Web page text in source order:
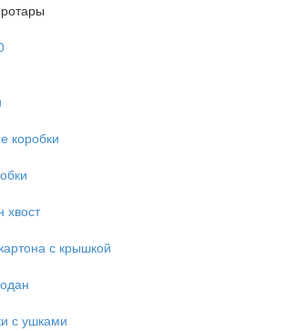
коробки
хвост
с крышкой
с ушками